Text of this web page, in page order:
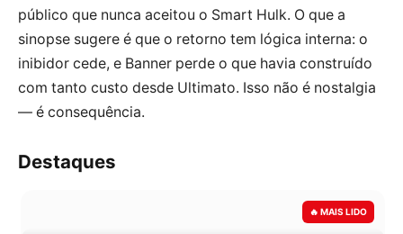
público que nunca aceitou o Smart Hulk. O que a
sinopse sugere é que o retorno tem lógica interna: o
inibidor cede, e Banner perde o que havia construído
com tanto custo desde Ultimato. Isso não é nostalgia
— é consequência.
Destaques